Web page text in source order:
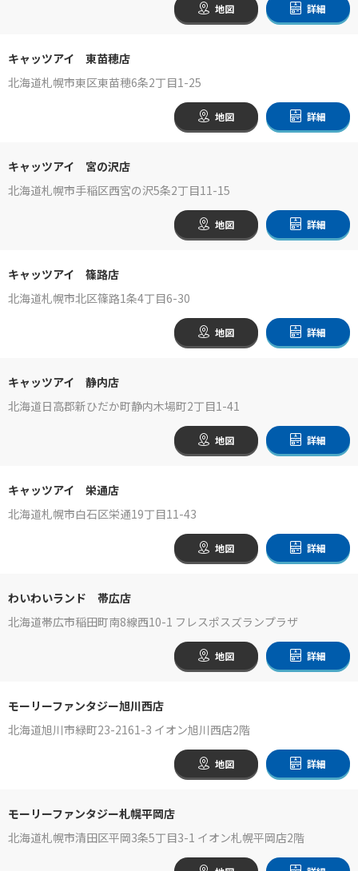
地図 詳細
キャッツアイ 東苗穂店
北海道札幌市東区東苗穂6条2丁目1-25
地図 詳細
キャッツアイ 宮の沢店
北海道札幌市手稲区西宮の沢5条2丁目11-15
地図 詳細
キャッツアイ 篠路店
北海道札幌市北区篠路1条4丁目6-30
地図 詳細
キャッツアイ 静内店
北海道日高郡新ひだか町静内木場町2丁目1-41
地図 詳細
キャッツアイ 栄通店
北海道札幌市白石区栄通19丁目11-43
地図 詳細
わいわいランド 帯広店
北海道帯広市稲田町南8線西10-1 フレスポスズランプラザ
地図 詳細
モーリーファンタジー旭川西店
北海道旭川市緑町23-2161-3 イオン旭川西店2階
地図 詳細
モーリーファンタジー札幌平岡店
北海道札幌市清田区平岡3条5丁目3-1 イオン札幌平岡店2階